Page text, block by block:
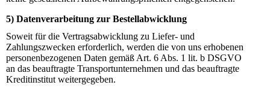
5) Datenverarbeitung zur Bestellabwicklung
Soweit für die Vertragsabwicklung zu Liefer- und
Zahlungszwecken erforderlich, werden die von uns erhobenen
personenbezogenen Daten gemäß Art. 6 Abs. 1 lit. b DSGVO
an das beauftragte Transportunternehmen und das beauftragte
Kreditinstitut weitergegeben.